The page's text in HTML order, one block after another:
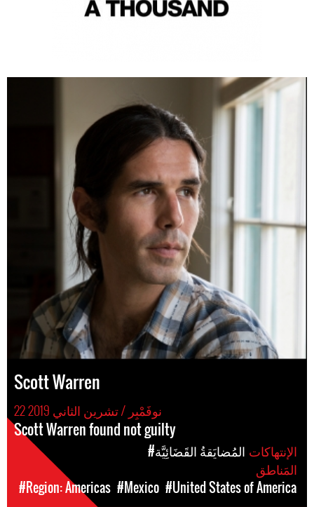
Scott Warren
22 نوفَمْبِر / تشرين الثاني 2019
Scott Warren found not guilty
#المُضايَقةُ القَضَائِيَّة
#Region: Americas #Mexico #United States of America